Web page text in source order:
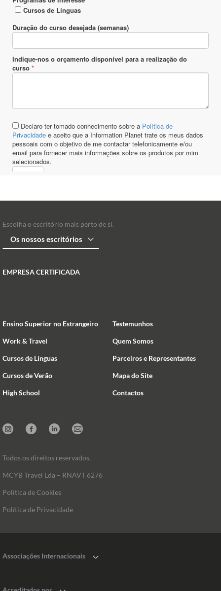
Escolha o escritório mais perto de si.
EMPRESA CERTIFICADA
Ensino Superior no Estrangeiro
Work & Travel
Cursos de Línguas
Cursos de Verão
High School
Testemunhos
Quem Somos
Parceiros e Representantes
Mapa do Site
Contactos
Todos os direitos reservados.
Política de Cookies
Política de Privacidade
InstagramFacebookLinkedinMail
MCYB Travel Lda – RNAVT 6276
Associações Internacionais